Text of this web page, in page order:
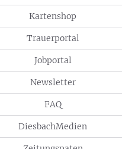
Kartenshop
Trauerportal
Jobportal
Newsletter
FAQ
DiesbachMedien